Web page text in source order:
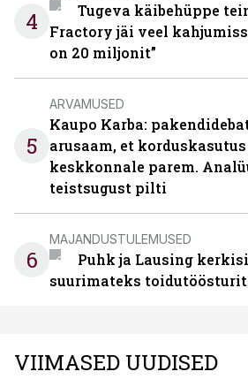
4
Tugeva käibehüppe
Fractory jäi veel
on 20 miljonit”
5
ARVAMUSED
Kaupo Karba:
arusaam, et
keskkonnale parem.
teistsugust pilti
6
MAJANDUSTULEMUSED
Puhk ja Lausing
suurimateks
VIIMASED UUDISED